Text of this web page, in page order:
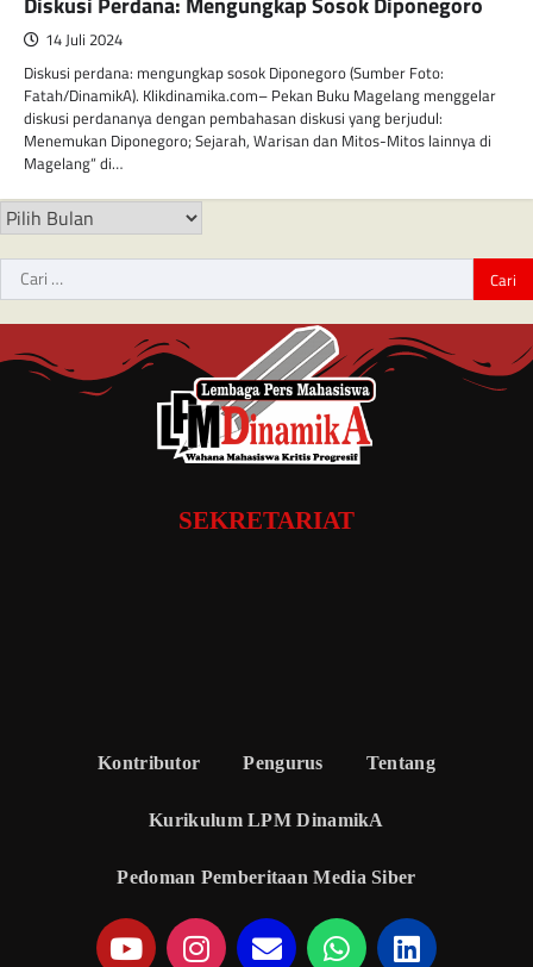
14 Juli 2024
Diskusi perdana: mengungkap sosok Diponegoro (Sumber Foto:
Fatah/DinamikA). Klikdinamika.com– Pekan Buku Magelang menggelar
diskusi perdananya dengan pembahasan diskusi yang berjudul:
Menemukan Diponegoro; Sejarah, Warisan dan Mitos-Mitos lainnya di
Magelang“ di…
SEKRETARIAT
Kontributor Pengurus Tentang
Kurikulum LPM DinamikA
Pedoman Pemberitaan Media Siber